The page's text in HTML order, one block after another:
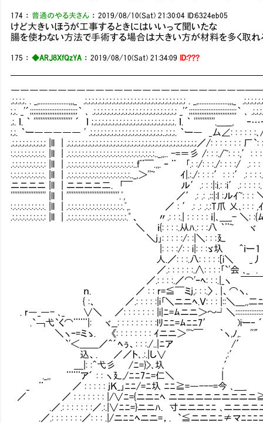
174 ：普通のやる夫さん ：2019/08/10(Sat) 21:30:04 ID:6324eb05
けど大きいほうが工事するときにはいいって聞いたな
腸を使わない方法で手術する場合は大きい方が材料を多く取れ
175 ：◆ARJ8XfQzYA ：2019/08/10(Sat) 21:34:09 ID:???
￣￣￣￣￣￣￣￣￣￣￣￣￣￣￣￣￣￣￣￣￣￣￣￣￣￣
.;.;.;.;. . _,.................,,,_ .;.;.;.;.;.;.;.;.;.;.;.;.;.;.;.;.;.;.;.;.;.;.;.;.;.;.;.;.; . _,.................,,,_
;.;. _'´;;;;;;;;;;;;;;;;;;;;;;;;;;;｀ ､ .;.;.;.;.;.;.;.;.;.;.;.;.;.;.;.;.;.;.;.;.;.;.;.; _'´;;;;;;;;;;;;;;;;;;;;;;;;;;;｀ ､
.;. ｌ. ｀ '''''''''''''''''''''' ´ ｌ ;.;.;.;.;.;.;.;.;.;.;.;.;.;.;.;.;.;.;.;.;.;.;.;. ｌ. ｀ ''''''''''''.＿__,
;.;. ｀ー――――― ' .;.;.;.;.;.;.;.;.;.;.;.;.;.;.;.;.;.;.;.;.;..;.;.;. ｀ー― _厶∠: : : : : :､/
.;.;.;.;.;.;.;.;.;.; |ll | .;.;.;.;.;.;.;.;.;.;.;.;.;.;.;.;.;.;.;.;.;.;.;.;.;.;.;.;.;.;.;.;.;.;.;.;.;／/: : : : : : :
:.:.:.:.:.:.:.:.:.:. |ll | .:.:.:.:.:.:.:.:.:.:.:.:.:.:.:.:.:.:.:.:.:.:.:.:.:.._,,.. -=＝彡 /: : :./~: :
.:.:.:.:.:.:.:.:.:.: |ll | .:.:.:.:.:.:.:.:.:.:.:.:.:.:.:.:.:.:.:..f¨￣.,,. ‐ ¨ ｢.: :/: : :./: : : :/ .:
:.:.:.:.:.:.:.:.:.:. |ll | .:.:.:.:.:.:.:.:.:.:.:.:.:.:.:.:.:.:.._,＞''~ ｲ|.:./: : : :′: : :′.: :
ニニニニ |ll | ニニニニ二. ｢￣ ル′.: : :|:i.: :i′.: : : : :.│:
'''''''''''''''''''' |ll | ''''''''''''''''''''''''''''''.ﾟ, ／′.: .: .::|:l :ルｲ~: : : ＼
:.:.:.:.:.:.:.:.:.:. |ll | .:.:.:.:.:.:.:.:.:.:.:.:.:.:.:.:.ﾟ,. ／ : ′.: .: .:.:T爪
.:.:.:.:.:.:.:.:.:.: |ll | .:.:.:.:.:.:.:.:.:.:.:.:.:.:.:.:.:.゜、 〃.: : :.| : : : : :
＼ ｉ{: : : :.从ﾊ.: : :八 ｀¨~ ヾ ^'===='ﾘ
＼j｣: : : : :/: :|＼: : :廴 ＿彡ｲ: :
|: : : :/: : i|: : :ゞ圦 ＾ｉー１ u. /: : ／: :|ｲ
人.／: : :.八: : : : :[i＼ _丿 厶ｨ7.: :
／.: : : : : :.∧: : : :｢`'会 ､_ . ＜/ｰ /″.:
／.: : : :.／⌒'ｰﾍ: : :.|_ヽ ￣￣￣ /: : : :.
ｎ. ／ : : r=≦￣ミj,: : :.〉 . |、⌒ヽ､ _/: : : :./
{ :、 ／.: : : : :|i｢＼ニニﾍ.Ｖ: : : |::＼＿,,二ﾆ二/: :
. r―_―- ､_ ∨＼ ／: : : : : : : |i|ﾆ=ﾑニニ＞～┘＼:::::::::::::::::ノ
.`￢弋`く⌒¨¨¨|: ヾ__: : : : : : : : :lﾘﾆﾆ=ﾑﾆﾆ7′ )iー‐ ´
＼ヽｰ=ミゝ. 《: : : : : : : : ｲニニ＞''~￣ ｀ヽ,ﾉ,. ''"
`'＜＿＿／＾´ﾍぅ、: : :./..|ﾆア /′ ＼｣/ニ
込、. ／／ト､.:.|し∨ ,:′ 寸=ニニ
＿|: :＾弋彡 /ﾆ=}>､圦 ,′ 狂ニ
._,, ¨¨¨ア´ : : ヽ廴,/ﾆﾆ7ﾆ=仁＼ |
_ ¨ ／ : : : : : jＫ_｣ﾆﾆ/=ﾆ圦 ﾆﾆ≧=―---=今 ､＿
／ ／ : : : : : : : |/∨ﾆ={ニニﾆﾍ ニニニニニニニニ
.／.: : : : : : :／.:.|∨ﾆﾆ=}ニニﾊ. 寸ニニニﾆﾆ ､ニニ
.／.: : : : : : :／: : : .|/ニﾆﾆﾍニニ=，. `≦ニニニﾆ